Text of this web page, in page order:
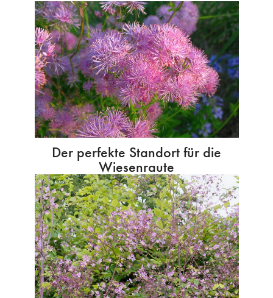
Der perfekte Standort für die
Wiesenraute